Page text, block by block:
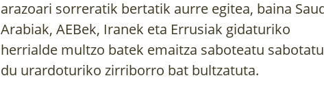
arazoari sorreratik bertatik aurre egitea, baina
Arabiak, AEBek, Iranek eta Errusiak gidaturiko
herrialde multzo batek emaitza saboteatu sabotatu
du urardoturiko zirriborro bat bultzatuta.